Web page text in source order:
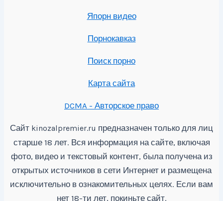
Япорн видео
Порнокавказ
Поиск порно
Карта сайта
DCMA - Авторское право
Сайт kinozalpremier.ru предназначен только для лиц
старше 18 лет. Вся информация на сайте, включая
фото, видео и текстовый контент, была получена из
открытых источников в сети Интернет и размещена
исключительно в ознакомительных целях. Если вам
нет 18-ти лет, покиньте сайт.